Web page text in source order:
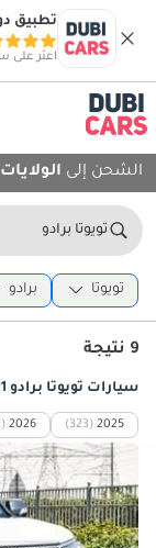
تطبيق
اعثر على
الشحن إلى
تويوتا برادو
تويوتا برادو
9 نتيجة
سيارات تويوتا برادو 2021 جديدة للبيع في الإمارات
2025
(323)
2026